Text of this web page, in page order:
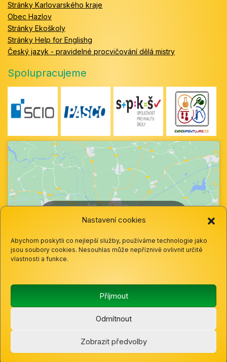
Nastavení cookies
Abychom poskytli co nejlepší služby, používáme technologie jako
jsou soubory cookies. Nesouhlas může nepříznivě ovlivnit určité
vlastnosti a funkce.
Příjmout
Odmítnout
Zobrazit předvolby
Stránky Karlovarského kraje
Obec Hazlov
Stránky Ekoškoly
Stránky Help for Englishg
Český jazyk - pravidelné procvičování dělá mistry
Spolupracujeme
cookie a povolte tento obsah
Cheb, Příspěvková organizace |